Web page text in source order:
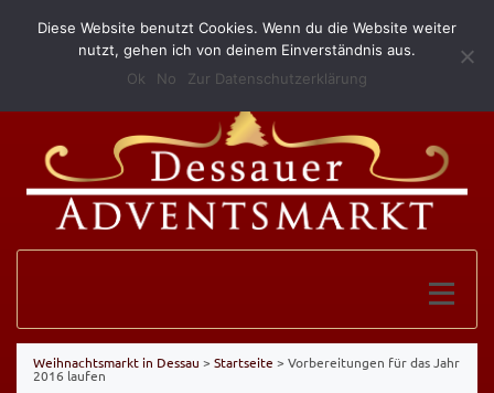
(0340) 52 10 146 info@grillundimbissmerkel.de
Weihnachtsmarkt in Dessau > Startseite > Vorbereitungen für das Jahr
2016 laufen
Diese Website benutzt Cookies. Wenn du die Website weiter
nutzt, gehen ich von deinem Einverständnis aus.
Ok
No Zur Datenschutzerklärung